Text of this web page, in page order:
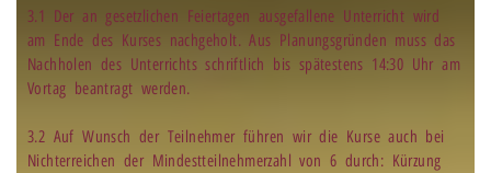
3.1 Der an gesetzlichen Feiertagen ausgefallene Unterricht wird
am Ende des Kurses nachgeholt. Aus Planungsgründen muss das
Nachholen des Unterrichts schriftlich bis spätestens 14:30 Uhr am
Vortag beantragt werden.
3.2 Auf Wunsch der Teilnehmer führen wir die Kurse auch bei
Nichterreichen der Mindestteilnehmerzahl von 6 durch: Kürzung